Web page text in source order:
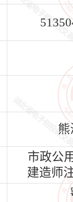
熊
市政公
建造师